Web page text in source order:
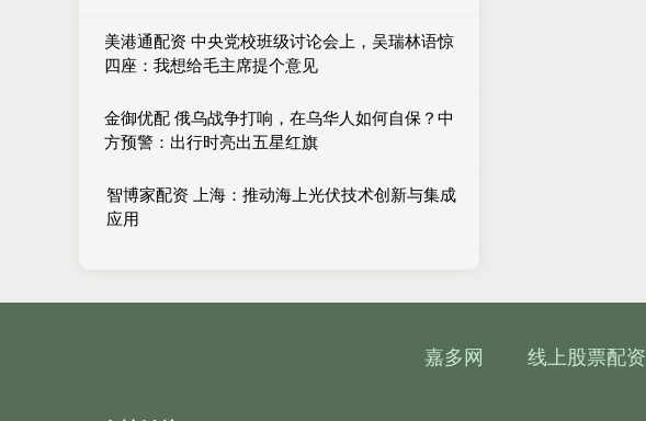
美港通配资 中央党校班级讨论会上，吴瑞林语惊
四座：我想给毛主席提个意见
金御优配 俄乌战争打响，在乌华人如何自保？中
方预警：出行时亮出五星红旗
智博家配资 上海：推动海上光伏技术创新与集成
应用
嘉多网 线上股票配资